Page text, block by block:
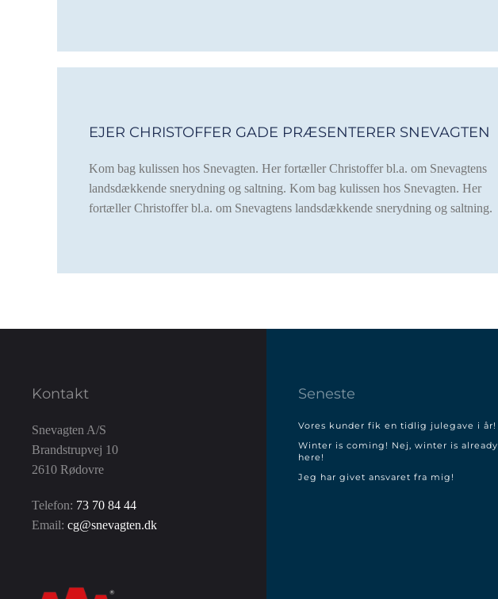
EJER CHRISTOFFER GADE PRÆSENTERER SNEVAGTEN
Kom bag kulissen hos Snevagten. Her fortæller Christoffer bl.a. om Snevagtens
landsdækkende snerydning og saltning. Kom bag kulissen hos Snevagten. Her
fortæller Christoffer bl.a. om Snevagtens landsdækkende snerydning og saltning.
Kontakt
Snevagten A/S
Brandstrupvej 10
2610 Rødovre
Telefon: 73 70 84 44
Email: cg@snevagten.dk
Seneste
Vores kunder fik en tidlig julegave i år!
Winter is coming! Nej, winter is already
here!
Jeg har givet ansvaret fra mig!